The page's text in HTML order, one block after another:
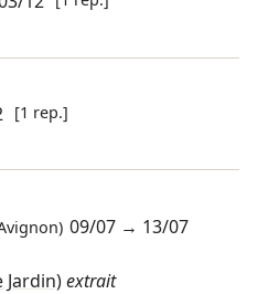
[1 rep.]
09/07 → 13/07
Jardin)extrait